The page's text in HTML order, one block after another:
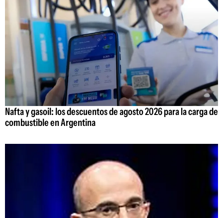
Nafta y gasoil: los descuentos de agosto 2026 para la carga de
combustible en Argentina